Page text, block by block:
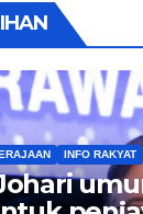
INFO RAKYAT